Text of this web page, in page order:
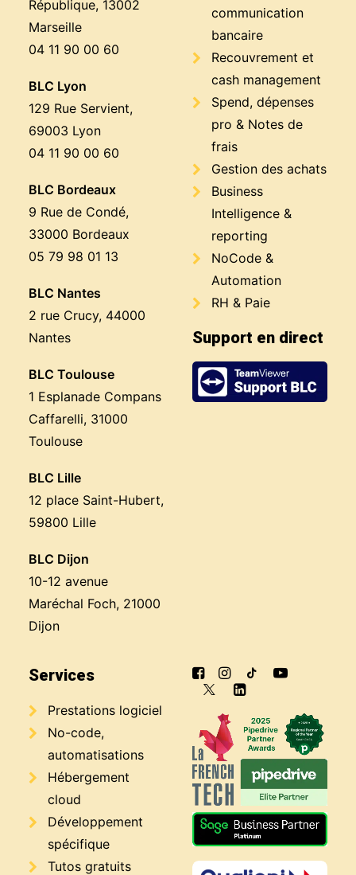
République, 13002
Marseille
04 11 90 00 60
BLC Lyon
129 Rue Servient,
69003 Lyon
04 11 90 00 60
BLC Bordeaux
9 Rue de Condé,
33000 Bordeaux
05 79 98 01 13
BLC Nantes
2 rue Crucy, 44000
Nantes
BLC Toulouse
1 Esplanade Compans
Caffarelli, 31000
Toulouse
BLC Lille
12 place Saint-Hubert,
59800 Lille
BLC Dijon
10-12 avenue
Maréchal Foch, 21000
Dijon
communication
bancaire
Recouvrement et
cash management
Spend, dépenses
pro & Notes de
frais
Gestion des achats
Business
Intelligence &
reporting
NoCode &
Automation
RH & Paie
Support en direct
Services
Prestations logiciel
No-code,
automatisations
Hébergement
cloud
Développement
spécifique
Tutos gratuits